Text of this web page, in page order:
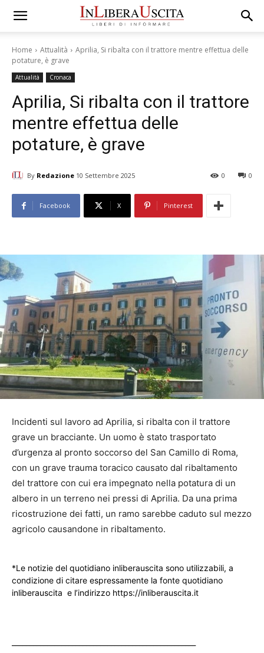
Home Attualità
Aprilia, Si ribalta con il trattore mentre effettua delle
potature, è grave
Attualità Cronaca
Aprilia, Si ribalta con il trattore
mentre effettua delle
potature, è grave
By Redazione 10 Settembre 2025 0
0
Facebook X Pinterest
Incidenti sul lavoro ad Aprilia, si ribalta con il trattore
grave un bracciante. Un uomo è stato trasportato
d’urgenza al pronto soccorso del San Camillo di Roma,
con un grave trauma toracico causato dal ribaltamento
del trattore con cui era impegnato nella potatura di un
albero in un terreno nei pressi di Aprilia. Da una prima
ricostruzione dei fatti, un ramo sarebbe caduto sul mezzo
agricolo causandone in ribaltamento.
*Le notizie del quotidiano inliberauscita sono utilizzabili, a
condizione di citare espressamente la fonte quotidiano
inliberauscita e l’indirizzo https://inliberauscita.it